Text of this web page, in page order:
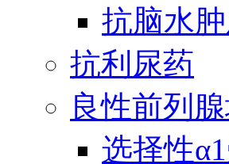
抗脑水
抗利尿药
良性前列
选择性